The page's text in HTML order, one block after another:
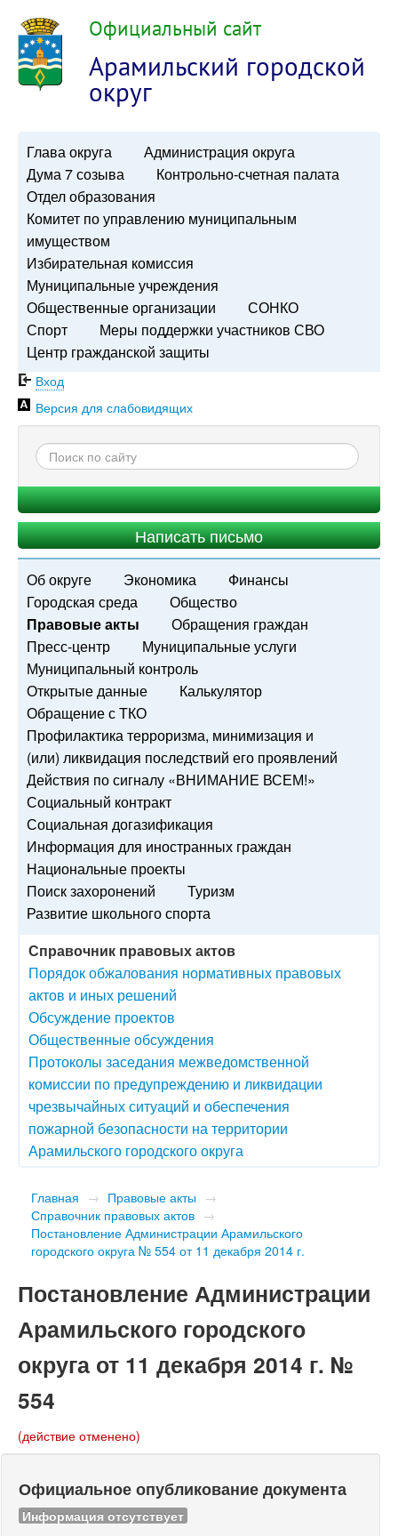
Официальный сайт
Арамильский городской
округ
Глава округа
Администрация округа
Дума 7 созыва
Контрольно-счетная палата
Отдел образования
Комитет по управлению муниципальным
имуществом
Избирательная комиссия
Муниципальные учреждения
Общественные организации
СОНКО
Спорт
Меры поддержки участников СВО
Центр гражданской защиты
Вход
Версия для слабовидящих
Написать письмо
Об округе Экономика
Финансы
Городская среда
Общество
Правовые акты
Обращения граждан
Пресс-центр
Муниципальные услуги
Муниципальный контроль
Открытые данные
Калькулятор
Обращение с ТКО
Профилактика терроризма, минимизация и
(или) ликвидация последствий его проявлений
Действия по сигналу «ВНИМАНИЕ ВСЕМ!»
Социальный контракт
Социальная догазификация
Информация для иностранных граждан
Национальные проекты
Поиск захоронений
Туризм
Развитие школьного спорта
Справочник правовых актов
Порядок обжалования нормативных правовых
актов и иных решений
Обсуждение проектов
Общественные обсуждения
Протоколы заседания межведомственной
комиссии по предупреждению и ликвидации
чрезвычайных ситуаций и обеспечения
пожарной безопасности на территории
Арамильского городского округа
Главная → Правовые акты →
Справочник правовых актов →
Постановление Администрации Арамильского
городского округа № 554 от 11 декабря 2014 г.
Постановление Администрации
Арамильского городского
округа от 11 декабря 2014 г. №
554
(действие отменено)
Официальное опубликование документа
Информация отсутствует